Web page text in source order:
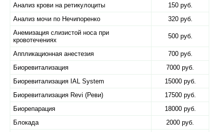
Анализ крови на ретикулоциты
150 руб.
Анализ мочи по Нечипоренко
320 руб.
Анемизация слизистой носа при
кровотечениях
500 руб.
Аппликационная анестезия
700 руб.
Биоревитализация
7000 руб.
Биоревитализация IAL System
15000 руб.
Биоревитализация Revi (Реви)
17500 руб.
Биорепарация
18000 руб.
Блокада
2000 руб.